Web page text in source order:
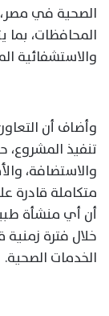
الصحية في
المحافظات، بما
والاستشفائية
وأضاف أن
تنفيذ المشروع،
والاستضافة،
متكاملة قادرة
أن أي منشأة
خلال فترة
الخدمات الصحية.